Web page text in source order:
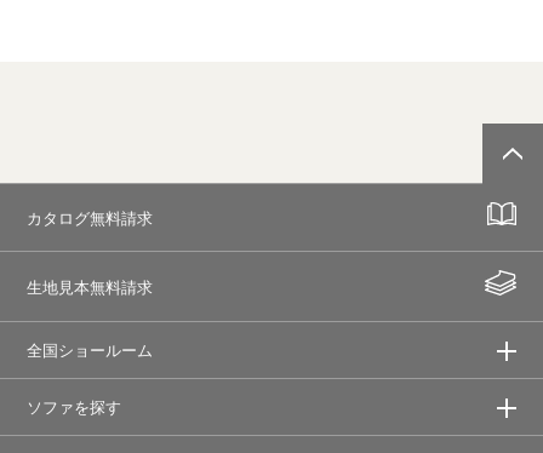
カタログ無料請求
生地見本無料請求
全国ショールーム
ソファを探す